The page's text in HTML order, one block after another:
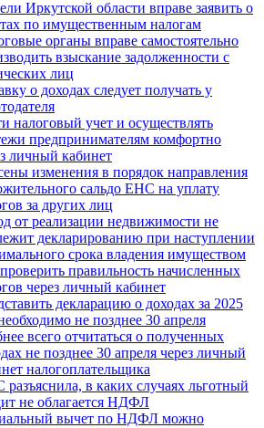
Иркутской области вправе заявить о
по имущественным налогам
органы вправе самостоятельно
взыскание задолженности с
лиц
о доходах следует получать у
налоговый учет и осуществлять
предпринимателям комфортно
личный кабинет
изменения в порядок направления
сальдо ЕНС на уплату
за других лиц
от реализации недвижимости не
декларированию при наступлении
срока владения имуществом
правильность начисленных
через личный кабинет
декларацию о доходах за 2025
не позднее 30 апреля
всего отчитаться о полученных
не позднее 30 апреля через личный
налогоплательщика
в каких случаях льготный
не облагается НДФЛ
вычет по НДФЛ можно